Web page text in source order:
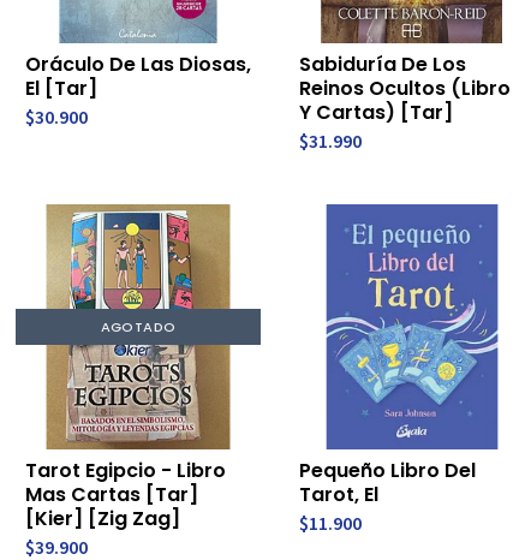
Oráculo De Las Diosas,
El [Tar]
$30.900
Sabiduría De Los
Reinos Ocultos (Libro
Y Cartas) [Tar]
$31.990
AGOTADO
Tarot Egipcio - Libro
Mas Cartas [Tar]
[Kier] [Zig Zag]
$39.900
Pequeño Libro Del
Tarot, El
$11.900